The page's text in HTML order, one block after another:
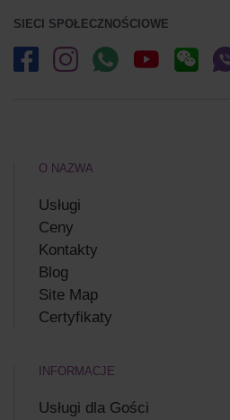
SIECI SPOŁECZNOŚCIOWE
O NAZWA
Usługi
Ceny
Kontakty
Blog
Site Map
Certyfikaty
INFORMACJE
Usługi dla Gości